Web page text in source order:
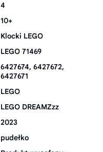
4
10+
Klocki LEGO
LEGO 71469
6427674, 6427672,
6427671
LEGO
LEGO DREAMZzz
2023
pudełko